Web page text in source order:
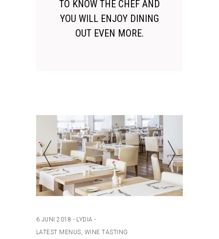
TO KNOW THE CHEF AND
YOU WILL ENJOY DINING
OUT EVEN MORE.
6 JUNI 2018
LYDIA
LATEST MENUS WINE TASTING